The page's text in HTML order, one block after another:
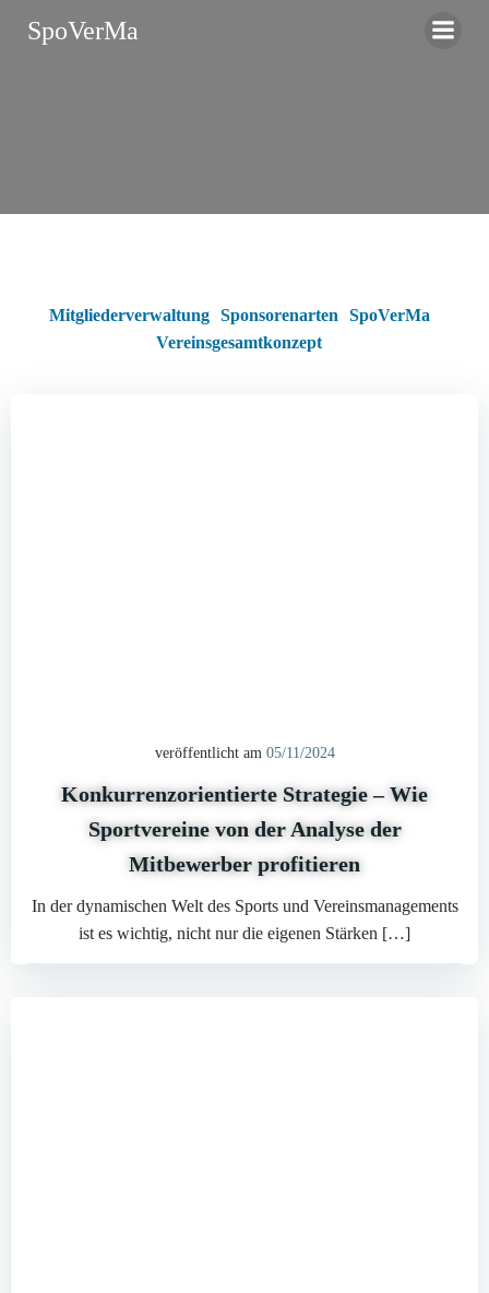
SpoVerMa
Mitgliederverwaltung Sponsorenarten
SpoVerMa
Vereinsgesamtkonzept
veröffentlicht am 05/11/2024
Konkurrenzorientierte Strategie – Wie
Sportvereine von der Analyse der
Mitbewerber profitieren
In der dynamischen Welt des Sports und Vereinsmanagements
ist es wichtig, nicht nur die eigenen Stärken […]